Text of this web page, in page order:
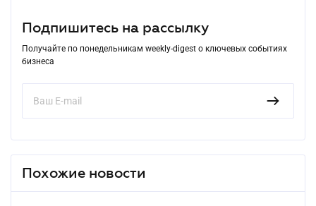
Подпишитесь на рассылку
Получайте по понедельникам weekly-digest о ключевых событиях
бизнеса
Похожие новости